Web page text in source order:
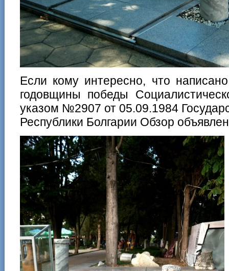
Если кому интересно, что
годовщины победы
указом №2907 от 05.09.1984
Республики Болгарии Обзор